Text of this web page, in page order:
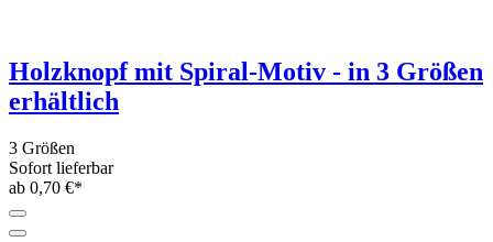
Holzknopf mit Spiral-Motiv - in 3 Größen
erhältlich
3 Größen
Sofort lieferbar
ab 0,70 €*